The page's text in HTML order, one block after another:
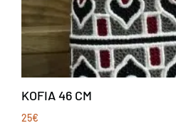
KOFIA 46 CM
25€